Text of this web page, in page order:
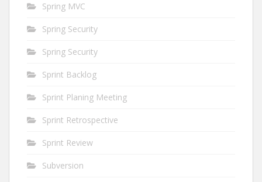
Spring MVC
Spring Security
Spring Security
Sprint Backlog
Sprint Planing Meeting
Sprint Retrospective
Sprint Review
Subversion